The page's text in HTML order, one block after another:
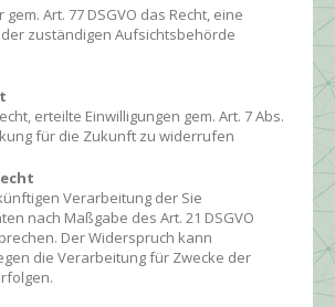
Art. 77 DSGVO das Recht, eine
zuständigen Aufsichtsbehörde
erteilte Einwilligungen gem. Art. 7 Abs.
für die Zukunft zu widerrufen
Verarbeitung der Sie
nach Maßgabe des Art. 21 DSGVO
Der Widerspruch kann
die Verarbeitung für Zwecke der